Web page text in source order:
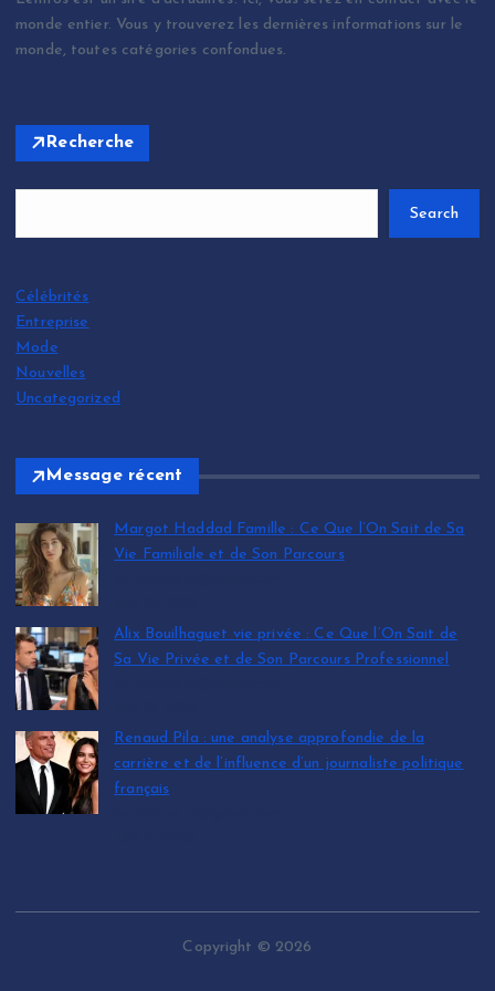
monde entier. Vous y trouverez les dernières informations sur le
monde, toutes catégories confondues.
Recherche
Search
Célébrités
Entreprise
Mode
Nouvelles
Uncategorized
Message récent
Margot Haddad Famille : Ce Que l’On Sait de Sa
Vie Familiale et de Son Parcours
Alix Bouilhaguet vie privée : Ce Que l’On Sait de
Sa Vie Privée et de Son Parcours Professionnel
Renaud Pila : une analyse approfondie de la
carrière et de l’influence d’un journaliste politique
français
Copyright © 2026